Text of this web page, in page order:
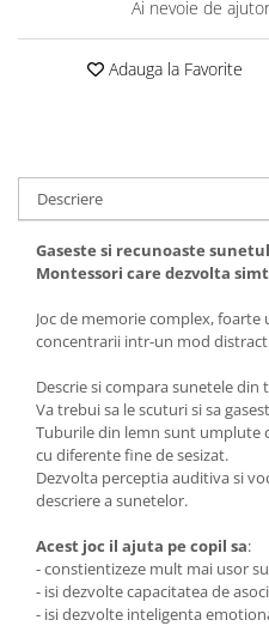
Ai nevoie de
Adauga la Favorite
Descriere
Gaseste si recunoaste
Montessori care dezvolta
Joc de memorie complex,
concentrarii intr-un mod
Descrie si compara sunetele
Va trebui sa le scuturi si sa
Tuburile din lemn sunt umplute
cu diferente fine de sesizat.
Dezvolta perceptia auditiva si
descriere a sunetelor.
Acest joc il ajuta pe copil sa:
- constientizeze mult mai usor
- isi dezvolte capacitatea de
- isi dezvolte inteligenta